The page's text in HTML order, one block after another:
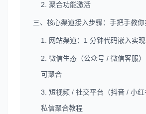
2. 聚合功能激活
三、核心渠道接入步骤：手把手教
1. 网站渠道：1 分钟代码嵌入实
2. 微信生态（公众号 / 微信客服
可聚合
3. 短视频 / 社交平台（抖音 / 小红
私信聚合教程